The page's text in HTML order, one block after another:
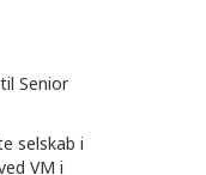
Senior
selskab i
VM i